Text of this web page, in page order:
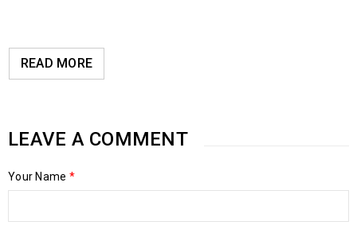
READ MORE
LEAVE A COMMENT
Your Name *